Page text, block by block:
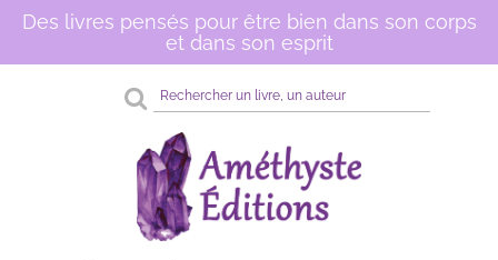
Des livres pensés pour être bien dans son corps
et dans son esprit
Rechercher
sur
site